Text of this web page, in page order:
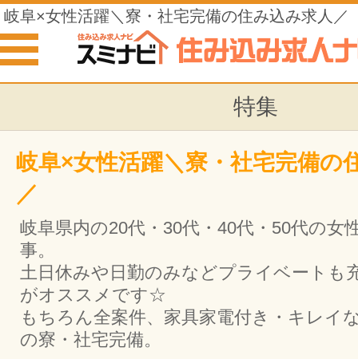
岐阜×女性活躍＼寮・社宅完備の住み込み求人／
特集
岐阜×女性活躍＼寮・社宅完備の
／
岐阜県内の20代・30代・40代・50代の女
事。
土日休みや日勤のみなどプライベートも
がオススメです☆
もちろん全案件、家具家電付き・キレイ
の寮・社宅完備。